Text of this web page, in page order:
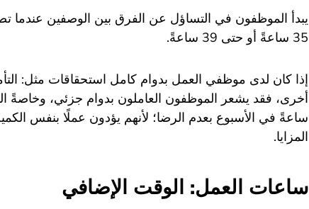
يبدأ الموظفون في التساؤل عن الفرق بين الوصفين
35 ساعةً أو حتى 39 ساعةً.
إذا كان لدى موظفي العمل بدوام كامل استحقاقات مثل:
ساعةً في الأسبوع بعدم الرضا؛ لأنهم يؤدون عملًا بنفس
المزايا.
ساعات العمل: الوقت الإضافي